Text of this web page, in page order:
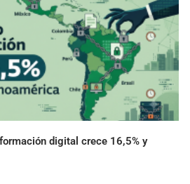
digital crece 16,5% y